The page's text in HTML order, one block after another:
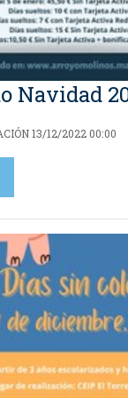
Navidad
13/12/2022 00:00